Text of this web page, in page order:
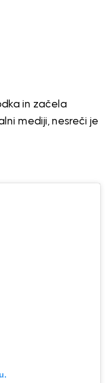
in začela
mediji, nesreči je